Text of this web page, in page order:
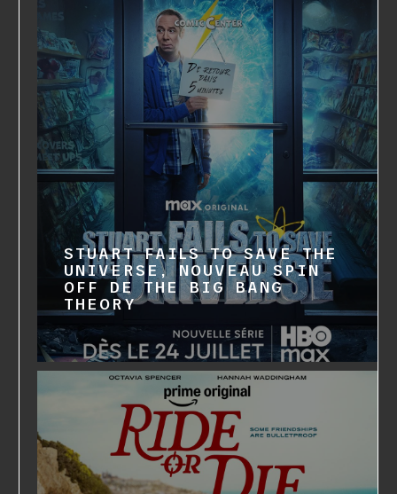
STUART FAILS TO SAVE THE
UNIVERSE, NOUVEAU SPIN
OFF DE THE BIG BANG
THEORY